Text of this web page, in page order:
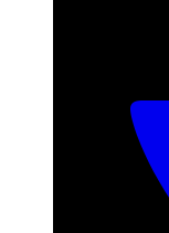
+7 (831) 290-